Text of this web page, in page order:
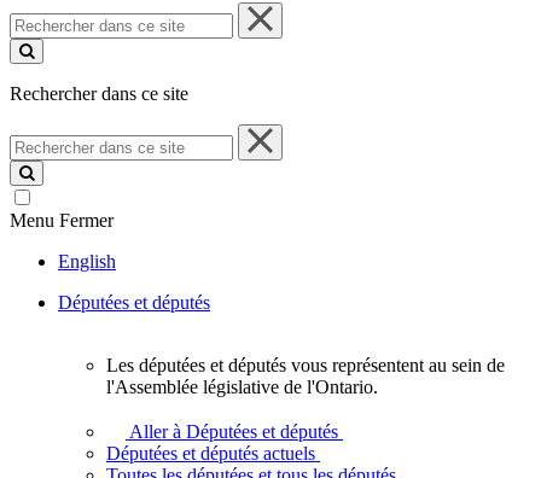
Rechercher
dans
ce
Rechercher dans ce site
Rechercher
dans
ce
site
Menu Fermer
English
Députées et députés
députés
vous
Les députées et députés vous représentent au sein de
l'Assemblée législative de l'Ontario.
Aller à Députées et députés
Députées et députés actuels